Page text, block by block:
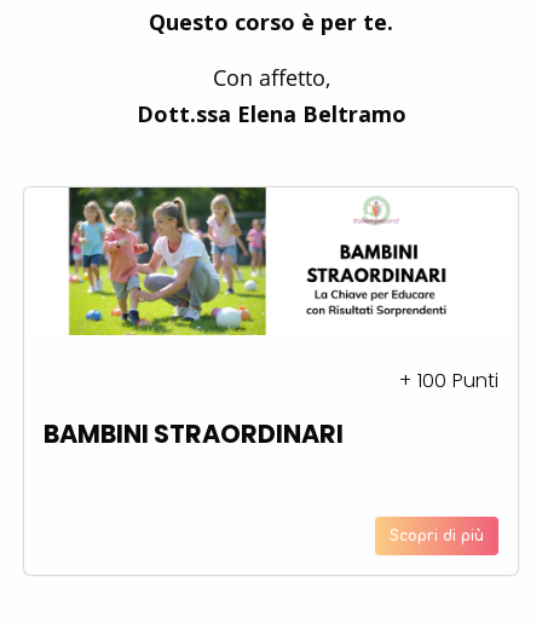
Questo corso è per te.
Con affetto,
Dott.ssa Elena Beltramo
+ 100 Punti
BAMBINI STRAORDINARI
Scopri di più